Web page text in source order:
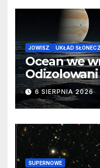
JOWISZ UKŁAD
Ocean we
barierę
6 SIERPNIA 2026
SUPERNOWE